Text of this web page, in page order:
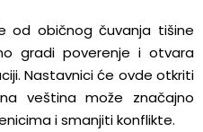
od običnog čuvanja tišine
gradi poverenje i otvara
Nastavnici će ovde otkriti
veština može značajno
i smanjiti konflikte.